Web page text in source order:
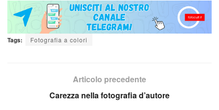
Tags: Fotografia a colori
Articolo precedente
Carezza nella fotografia d’autore